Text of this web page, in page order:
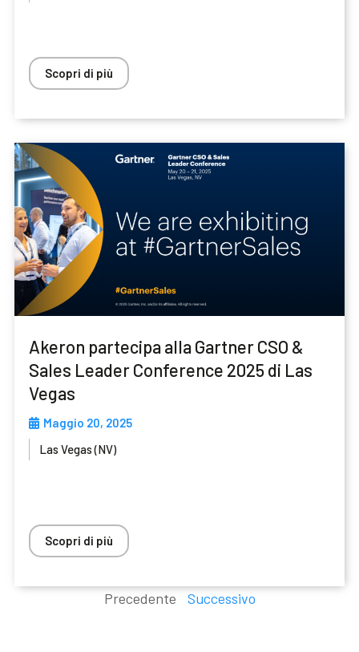
Scopri di più
Akeron partecipa alla Gartner CSO &
Sales Leader Conference 2025 di Las
Vegas
Maggio 20, 2025
Las Vegas (NV)
Scopri di più
Precedente Successivo